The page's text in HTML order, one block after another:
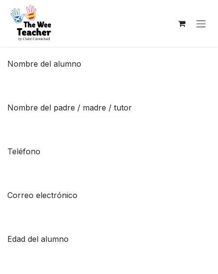
Skip to Content
Nombre del alumno
Nombre del padre / madre / tutor
Teléfono
Correo electrónico
Edad del alumno